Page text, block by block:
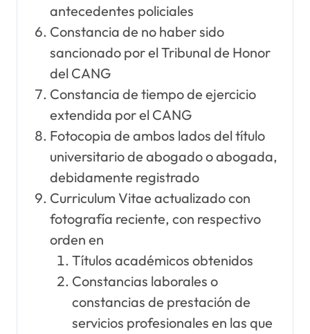
antecedentes policiales
Constancia de no haber sido
sancionado por el Tribunal de Honor
del CANG
Constancia de tiempo de ejercicio
extendida por el CANG
Fotocopia de ambos lados del título
universitario de abogado o abogada,
debidamente registrado
Curriculum Vitae actualizado con
fotografía reciente, con respectivo
orden en
Títulos académicos obtenidos
Constancias laborales o
constancias de prestación de
servicios profesionales en las que